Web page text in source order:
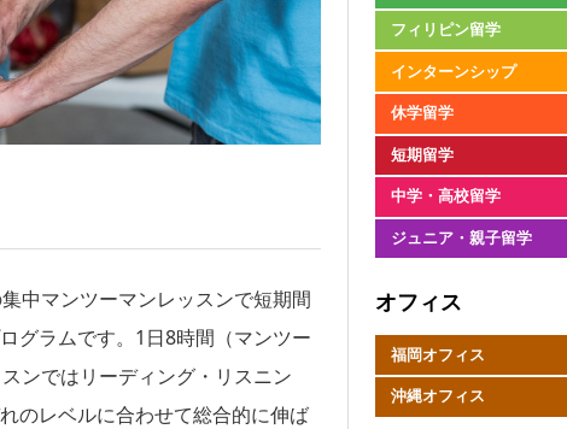
中マンツーマンレッスンで短期間
グラムです。1日8時間（マンツー
ンではリーディング・リスニン
のレベルに合わせて総合的に伸ば
フィリピン留学
インターンシップ
休学留学
短期留学
中学・高校留学
ジュニア・親子留学
オフィス
福岡オフィス
沖縄オフィス